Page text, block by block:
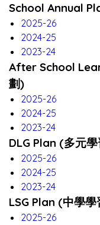
School Annual
2025-26
2024-25
2023-24
After School
劃)
2025-26
2024-25
2023-24
DLG Plan (多元
2025-26
2024-25
2023-24
LSG Plan (中學
2025-26